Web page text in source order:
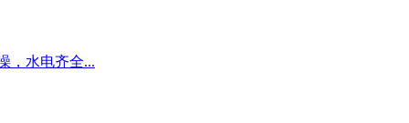
，水电齐全...